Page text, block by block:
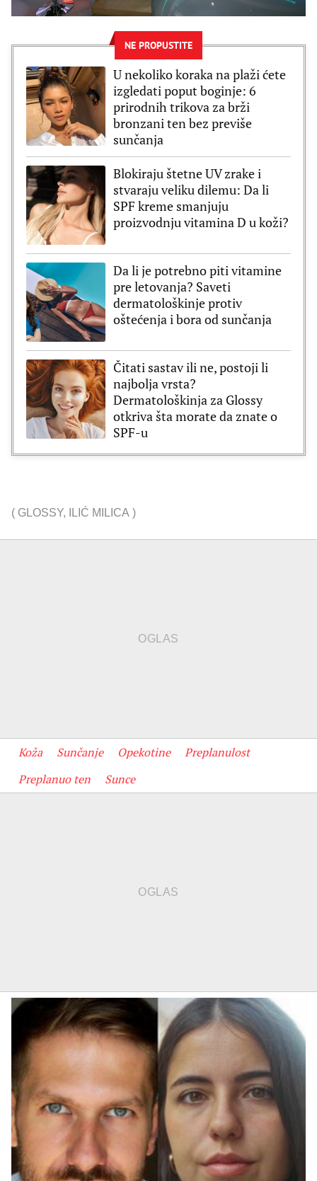
NE PROPUSTITE
U nekoliko koraka na plaži ćete
izgledati poput boginje: 6
prirodnih trikova za brži
bronzani ten bez previše
sunčanja
Blokiraju štetne UV zrake i
stvaraju veliku dilemu: Da li
SPF kreme smanjuju
proizvodnju vitamina D u koži?
Da li je potrebno piti vitamine
pre letovanja? Saveti
dermatološkinje protiv
oštećenja i bora od sunčanja
Čitati sastav ili ne, postoji li
najbolja vrsta?
Dermatološkinja za Glossy
otkriva šta morate da znate o
SPF-u
( GLOSSY, ILIĆ MILICA )
Koža Sunčanje Opekotine
Preplanulost
Preplanuo ten
Sunce